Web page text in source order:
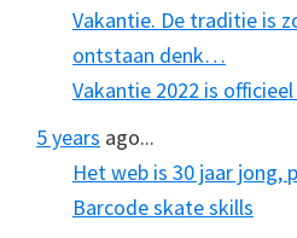
Vakantie. De traditie is
ontstaan denk…
Vakantie 2022 is
5 years ago...
Het web is 30 jaar jong,
Barcode skate skills